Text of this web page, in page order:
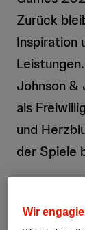
Zurück
Inspiration
Johnson &
als
und
der Spiele
02. Juni 2026
Wir